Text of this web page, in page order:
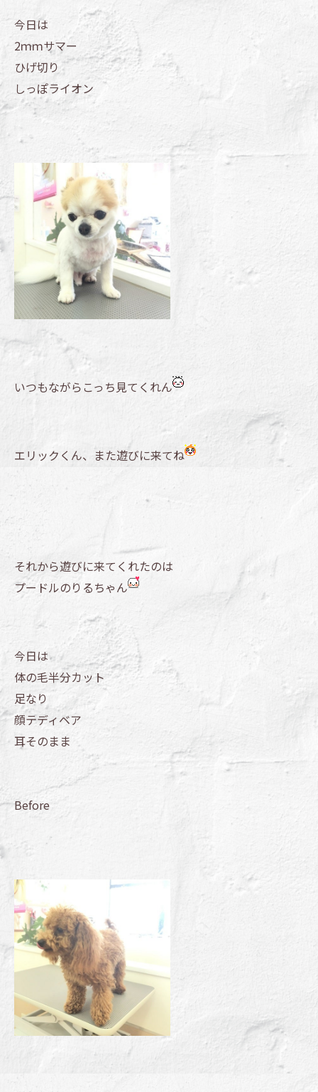
今日は
2ｍｍサマー
ひげ切り
しっぽライオン
いつもながらこっち見てくれん
エリックくん、また遊びに来てね
それから遊びに来てくれたのは
プードルのりるちゃん
今日は
体の毛半分カット
足なり
顔テディベア
耳そのまま
Before